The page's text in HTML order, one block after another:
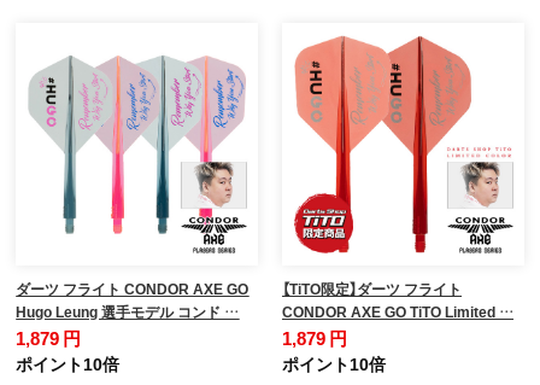
ダーツ フライト CONDOR AXE GO
Hugo Leung 選手モデル コンド …
1,879 円
ポイント10倍
【TiTO限定】ダーツ フライト
CONDOR AXE GO TiTO Limited …
1,879 円
ポイント10倍